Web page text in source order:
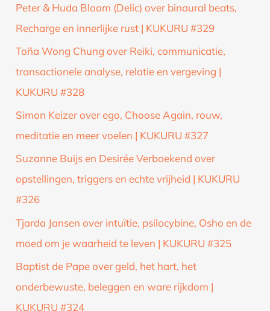
Peter & Huda Bloom (Delic) over binaural beats,
Recharge en innerlijke rust | KUKURU #329
Toña Wong Chung over Reiki, communicatie,
transactionele analyse, relatie en vergeving |
KUKURU #328
Simon Keizer over ego, Choose Again, rouw,
meditatie en meer voelen | KUKURU #327
Suzanne Buijs en Desirée Verboekend over
opstellingen, triggers en echte vrijheid | KUKURU
#326
Tjarda Jansen over intuïtie, psilocybine, Osho en de
moed om je waarheid te leven | KUKURU #325
Baptist de Pape over geld, het hart, het
onderbewuste, beleggen en ware rijkdom |
KUKURU #324